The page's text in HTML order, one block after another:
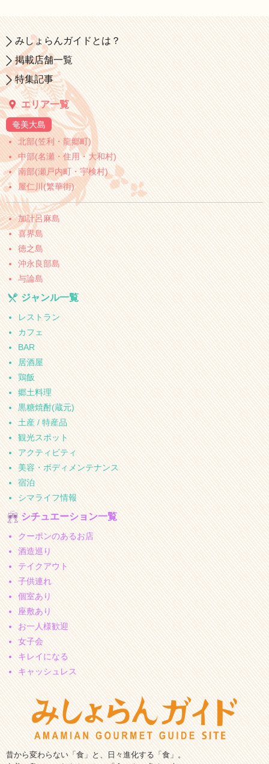
みしょらんガイドとは？
掲載店舗一覧
特集記事
エリア一覧
奄美大島
北部(笠利・龍郷町)
中部(名瀬・住用・大和村)
南部(瀬戸内町・宇検村)
屋仁川(繁華街)
加計呂麻島
喜界島
徳之島
沖永良部島
与論島
ジャンル一覧
レストラン
カフェ
BAR
居酒屋
鶏飯
郷土料理
黒糖焼酎(蔵元)
土産 / 特産品
観光スポット
アクティビティ
美容・ボディメンテナンス
宿泊
シマライフ情報
シチュエーション一覧
クーポンのあるお店
酒造巡り
テイクアウト
子供連れ
個室あり
座敷あり
お一人様歓迎
女子会
キレイになる
キャッシュレス
昔から変わらない「食」と、日々進化する「食」。